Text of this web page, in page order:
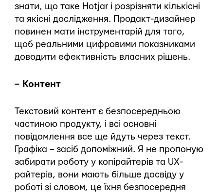
знати, що таке Hotjar і розрізняти кількісні
та якісні дослідження. Продакт-дизайнер
повинен мати інструментарій для того,
щоб реальними цифровими показниками
доводити ефективність власних рішень.
– Контент
Текстовий контент є безпосередньою
частиною продукту, і всі основні
повідомлення все ще йдуть через текст.
Графіка – засіб допоміжний. Я не пропоную
забирати роботу у копірайтерів та UX-
райтерів, вони мають більше досвіду у
роботі зі словом, це їхня безпосередня